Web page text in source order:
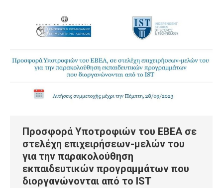
Προσφορά Υποτροφιών του ΕΒΕΑ σε
στελέχη επιχειρήσεων-μελών του
για την παρακολούθηση
εκπαιδευτικών προγραμμάτων που
διοργανώνονται από το IST